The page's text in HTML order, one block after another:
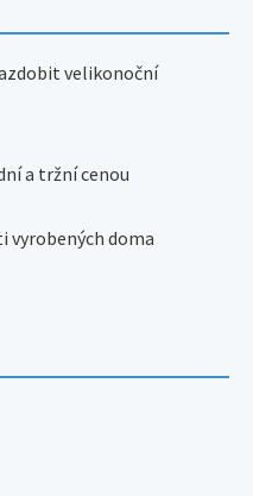
velikonoční
a tržní cenou
vyrobených doma